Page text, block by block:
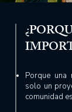
Porque una
solo un
comunidad